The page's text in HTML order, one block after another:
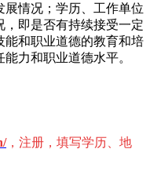
展情况；学历 、工作单位
，即是否有持续接受一定
能和职业道德的教育和培
能力和职业道德水平。
，注册，填写学历 、地